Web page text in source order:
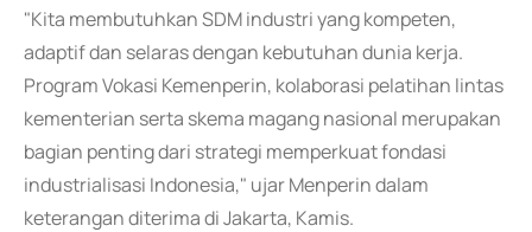
"Kita membutuhkan SDM industri yang kompeten,
adaptif dan selaras dengan kebutuhan dunia kerja.
Program Vokasi Kemenperin, kolaborasi pelatihan lintas
kementerian serta skema magang nasional merupakan
bagian penting dari strategi memperkuat fondasi
industrialisasi Indonesia," ujar Menperin dalam
keterangan diterima di Jakarta, Kamis.